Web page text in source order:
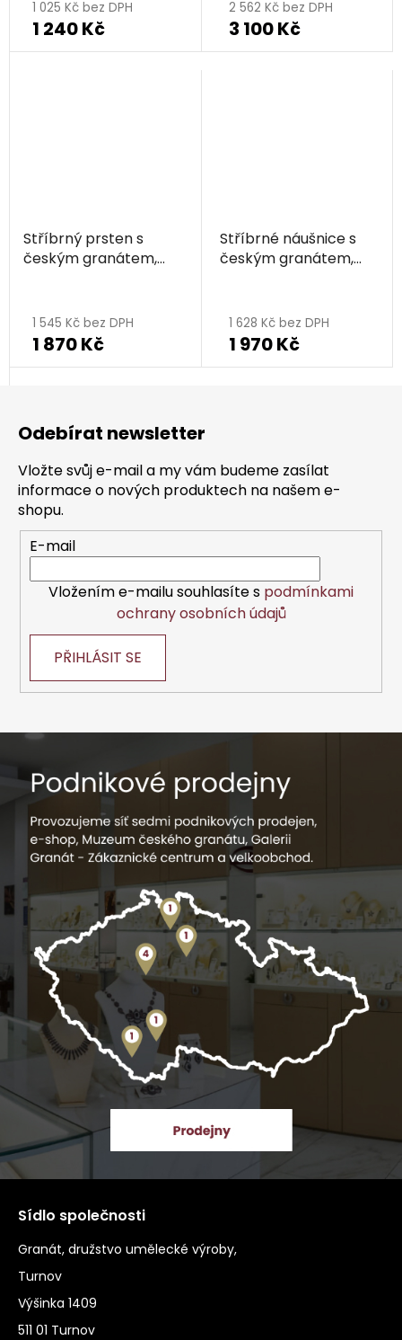
1 025 Kč bez DPH
1 240 Kč
2 562 Kč bez DPH
3 100 Kč
Stříbrný prsten s
českým granátem,
1 545 Kč bez DPH
1 870 Kč
Stříbrné náušnice s
českým granátem,
1 628 Kč bez DPH
1 970 Kč
Odebírat newsletter
Vložte svůj e-mail a my vám budeme zasílat
informace o nových produktech na našem e-
shopu.
E-mail
Vložením e-mailu souhlasíte s podmínkami
ochrany osobních údajů
PŘIHLÁSIT SE
Sídlo společnosti
Granát, družstvo umělecké výroby,
Turnov
Výšinka 1409
511 01 Turnov